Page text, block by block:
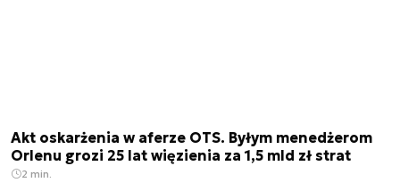
Akt oskarżenia w aferze OTS. Byłym menedżerom
Orlenu grozi 25 lat więzienia za 1,5 mld zł strat
2 min.